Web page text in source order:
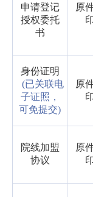
申请登记
授权委托
书
原
身份证明
(已关联电
子证照，
可免提交)
原
院线加盟
协议
原